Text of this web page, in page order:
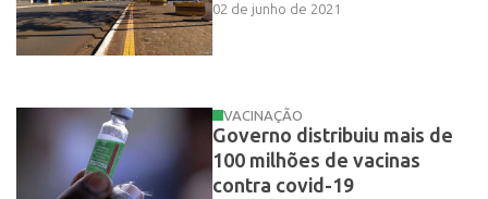
02 de junho de 2021
VACINAÇÃO
Governo distribuiu mais de
100 milhões de vacinas
contra covid-19